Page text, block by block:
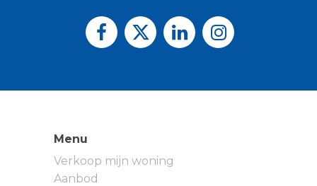
Menu
Verkoop mijn woning
Aanbod